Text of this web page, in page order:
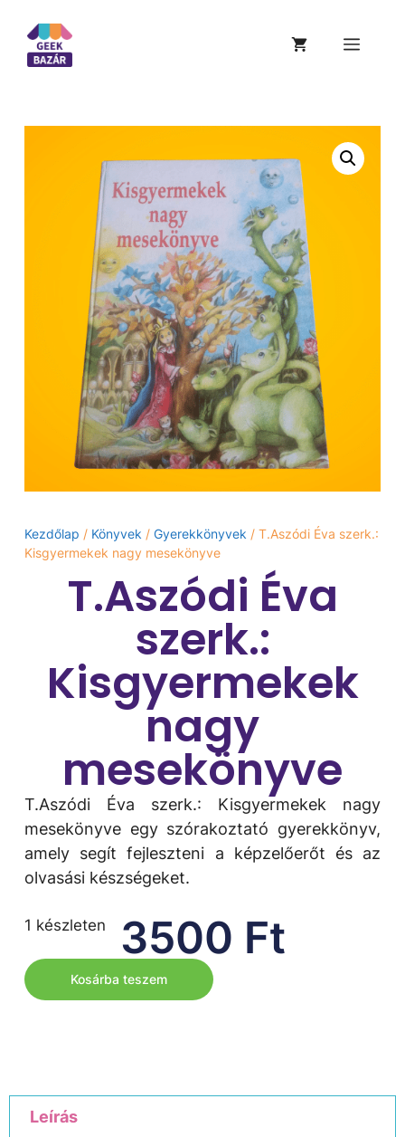
Kezdőlap / Könyvek / Gyerekkönyvek / T.Aszódi Éva szerk.:
Kisgyermekek nagy mesekönyve
T.Aszódi Éva
szerk.:
Kisgyermekek
nagy
mesekönyve
T.Aszódi Éva szerk.: Kisgyermekek nagy
mesekönyve egy szórakoztató gyerekkönyv,
amely segít fejleszteni a képzelőerőt és az
olvasási készségeket.
3500 Ft
1 készleten
Kosárba teszem
Leírás